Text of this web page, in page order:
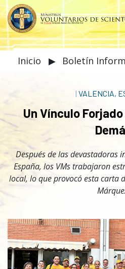
Inicio ▶ Boletín
| VALENCIA,
Un Vínculo
Después de las devastadoras
España, los VMs trabajaron
local, lo que provocó esta carta